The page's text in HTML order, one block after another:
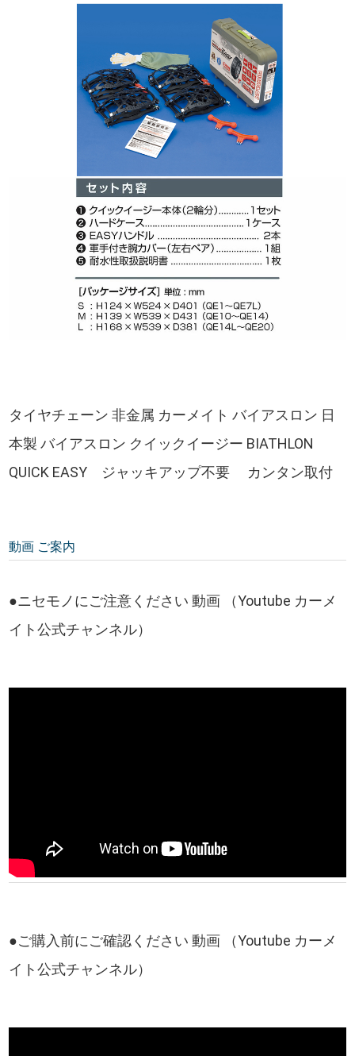
タイヤチェーン 非金属 カーメイト バイアスロン 日
本製 バイアスロン クイックイージー BIATHLON
QUICK EASY ジャッキアップ不要 カンタン取付
動画 ご案内
●ニセモノにご注意ください 動画 （Youtube カーメ
イト公式チャンネル）
●ご購入前にご確認ください 動画 （Youtube カーメ
イト公式チャンネル）